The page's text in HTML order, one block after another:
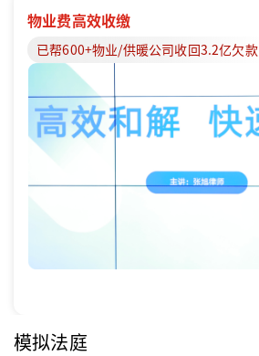
物业费高效收缴
已帮600+物业/供暖公司收回3.2亿欠款
模拟法庭